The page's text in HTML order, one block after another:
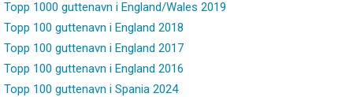
Topp 1000 guttenavn i England/Wales 2019
Topp 100 guttenavn i England 2018
Topp 100 guttenavn i England 2017
Topp 100 guttenavn i England 2016
Topp 100 guttenavn i Spania 2024